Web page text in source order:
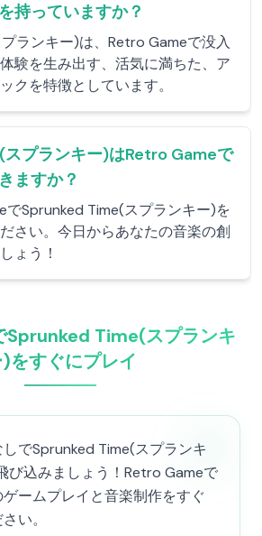
持っていますか？
ランキー)は、Retro Gameで没入
験を生み出す、活気に満ちた、ア
クを特徴としています。
プランキー)はRetro Gameで
ますか？
でSprunked Time(スプランキー)を
さい。今日からあなたの音楽の創
ょう！
Sprunked Time(スプランキ
をすぐにプレイ
でSprunked Time(スプランキ
び込みましょう！Retro Gameで
ームプレイと音楽制作をすぐ
い。